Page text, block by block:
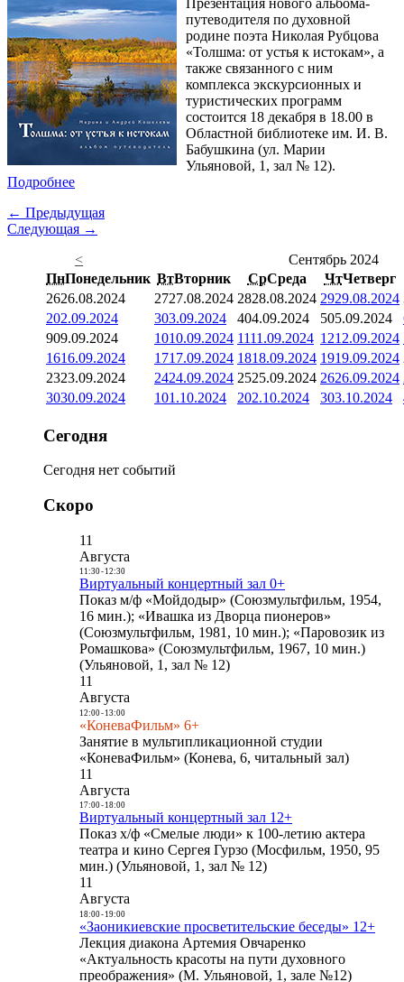
Презентация нового альбома-
путеводителя по духовной
родине поэта Николая Рубцова
«Толшма: от устья к истокам», а
также связанного с ним
комплекса экскурсионных и
туристических программ
состоится 18 декабря в 18.00 в
Областной библиотеке им. И. В.
Бабушкина (ул. Марии
Ульяновой, 1, зал № 12).
Подробнее
← Предыдущая
Следующая →
<
Сентябрь 2024
ПнПонедельник ВтВторник СрСреда ЧтЧетверг
2626.08.2024 2727.08.2024 2828.08.2024 2929.08.2024
202.09.2024 303.09.2024 404.09.2024 505.09.2024
909.09.2024 1010.09.2024 1111.09.2024 1212.09.2024
1616.09.2024 1717.09.2024 1818.09.2024 1919.09.2024
2323.09.2024 2424.09.2024 2525.09.2024 2626.09.2024
3030.09.2024 101.10.2024 202.10.2024 303.10.2024
Сегодня
Сегодня нет событий
Скоро
11
Августа
11:30- 12:30
Виртуальный концертный зал 0+
Показ м/ф «Мойдодыр» (Союзмультфильм, 1954,
16 мин.); «Ивашка из Дворца пионеров»
(Союзмультфильм, 1981, 10 мин.); «Паровозик из
Ромашкова» (Союзмультфильм, 1967, 10 мин.)
(Ульяновой, 1, зал № 12)
11
Августа
12:00- 13:00
«КоневаФильм» 6+
Занятие в мультипликационной студии
«КоневаФильм» (Конева, 6, читальный зал)
11
Августа
17:00- 18:00
Виртуальный концертный зал 12+
Показ х/ф «Смелые люди» к 100-летию актера
театра и кино Сергея Гурзо (Мосфильм, 1950, 95
мин.) (Ульяновой, 1, зал № 12)
11
Августа
18:00- 19:00
«Заоникиевские просветительские беседы» 12+
Лекция диакона Артемия Овчаренко
«Актуальность красоты на пути духовного
преображения» (М. Ульяновой, 1, зале №12)